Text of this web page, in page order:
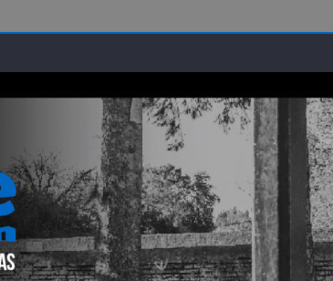
a la recreación sin violencia»